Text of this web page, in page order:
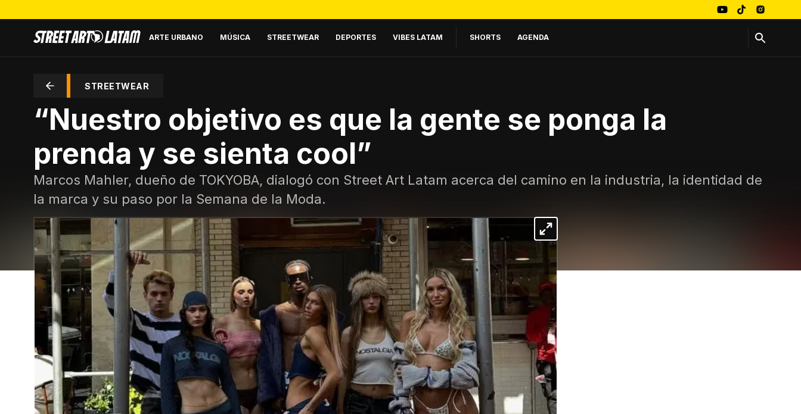
ARTE URBANO MÚSICA STREETWEAR DEPORTES VIBES LATAM SHORTS AGENDA
STREETWEAR
“Nuestro objetivo es que la gente se ponga la
prenda y se sienta cool”
Marcos Mahler, dueño de TOKYOBA, dialogó con Street Art Latam acerca del camino en la industria, la identidad de
la marca y su paso por la Semana de la Moda.